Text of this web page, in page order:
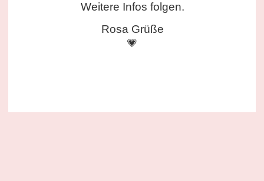
Weitere Infos folgen.
Rosa Grüße
💗